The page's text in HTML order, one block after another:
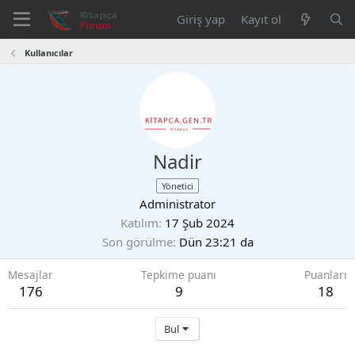
Giriş yap Kayıt ol
Kullanıcılar
Nadir
Yönetici
Administrator
Katılım 17 Şub 2024
Son görülme Dün 23:21 da
Mesajlar
176
Tepkime puanı
9
Puanları
18
Bul